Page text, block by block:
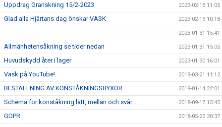
Uppdrag Granskning 15/2-2023 2023-02-15 11:05
Glad alla Hjärtans dag önskar VASK 2023-02-13 10:18
2023-01-31 15:41
Allmänhetensåkning se tider nedan 2023-01-31 15:05
Huvudskydd åter i lager 2023-01-30 16:01
Vask på YouTube! 2019-03-21 11:12
BESTÄLLNING AV KONSTÅKNINGSBYXOR 2019-01-14 22:01
Schema för konståkning lätt, mellan och svår 2018-09-17 15:45
GDPR 2018-05-23 20:37